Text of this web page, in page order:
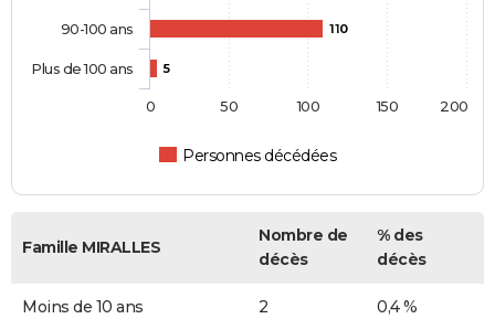
110
5
Personnes décédées
90-100 ans
Plus de 100 ans
0 50 100 150 200
Famille MIRALLES
Nombre de
décès
% des
décès
Moins de 10 ans 2 0,4 %